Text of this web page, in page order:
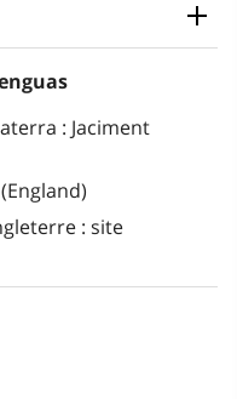
: Jaciment
: site